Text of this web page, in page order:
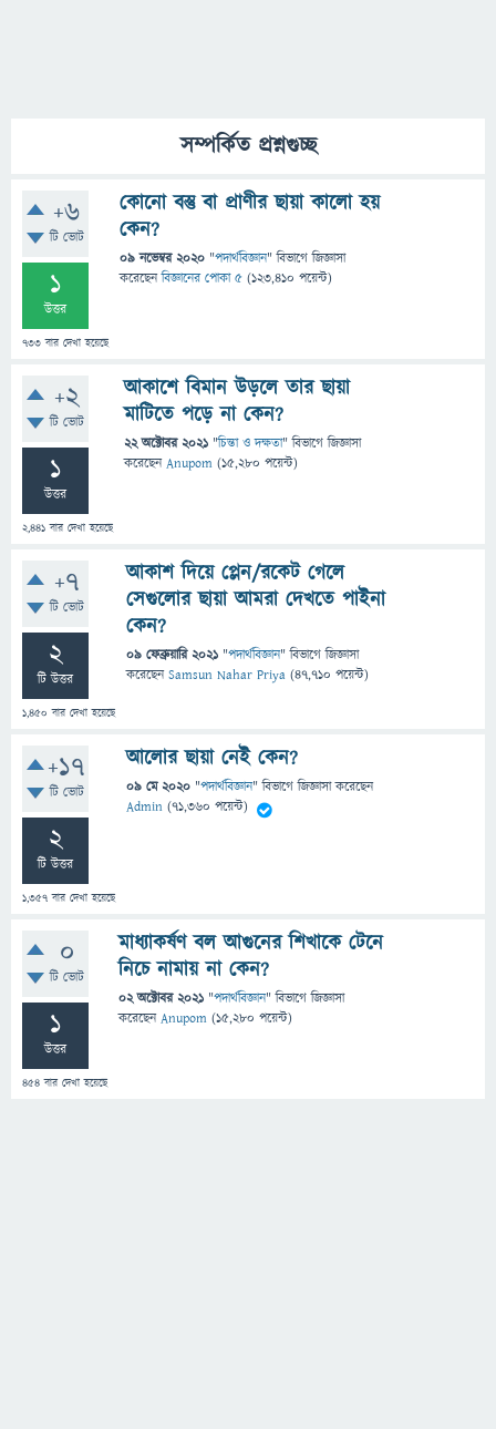
সম্পর্কিত প্রশ্নগুচ্ছ
+6
টি ভোট
1
উত্তর
733 বার দেখা হয়েছে
কোনো বস্তু বা প্রাণীর ছায়া কালো হয়
কেন?
09 নভেম্বর 2020 "পদার্থবিজ্ঞান" বিভাগে জিজ্ঞাসা
করেছেনবিজ্ঞানের পোকা ৫ (123,410 পয়েন্ট)
+2
টি ভোট
1
উত্তর
2,441 বার দেখা হয়েছে
আকাশে বিমান উড়লে তার ছায়া
মাটিতে পড়ে না কেন?
22 অক্টোবর 2021 "চিন্তা ও দক্ষতা" বিভাগে জিজ্ঞাসা
করেছেনAnupom (15,280 পয়েন্ট)
+7
টি ভোট
2
টি উত্তর
1,450 বার দেখা হয়েছে
আকাশ দিয়ে প্লেন/রকেট গেলে
সেগুলোর ছায়া আমরা দেখতে পাইনা
কেন?
09 ফেব্রুয়ারি 2021 "পদার্থবিজ্ঞান" বিভাগে জিজ্ঞাসা
করেছেনSamsun Nahar Priya (47,710 পয়েন্ট)
+17
টি ভোট
2
টি উত্তর
1,357 বার দেখা হয়েছে
আলোর ছায়া নেই কেন?
09 মে 2020 "পদার্থবিজ্ঞান" বিভাগে জিজ্ঞাসাকরেছেন
Admin (71,360 পয়েন্ট)
0
টি ভোট
1
উত্তর
454 বার দেখা হয়েছে
মাধ্যাকর্ষণ বল আগুনের শিখাকে টেনে
নিচে নামায় না কেন?
02 অক্টোবর 2021 "পদার্থবিজ্ঞান" বিভাগে জিজ্ঞাসা
করেছেনAnupom (15,280 পয়েন্ট)